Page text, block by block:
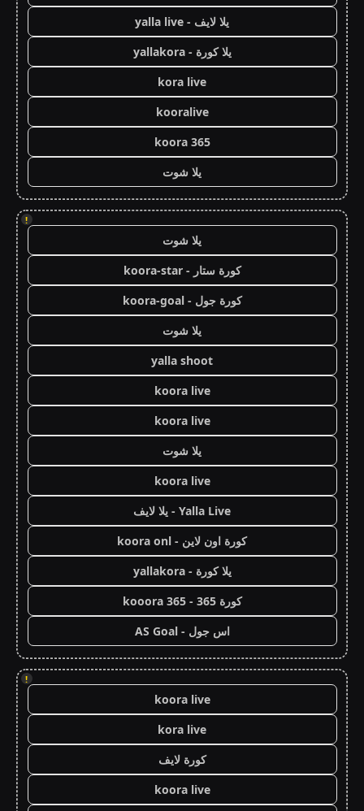
يلا لايف - yalla live
يلا كورة - yallakora
kora live
kooralive
koora 365
يلا شوت
!
يلا شوت
كورة ستار - koora-star
كورة جول - koora-goal
يلا شوت
yalla shoot
koora live
koora live
يلا شوت
koora live
Yalla Live - يلا لايف
كورة اون لاين - koora onl
يلا كورة - yallakora
كورة 365 - kooora 365
اس جول - AS Goal
!
koora live
kora live
كورة لايف
koora live